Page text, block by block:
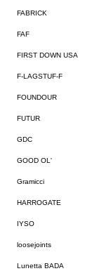
FABRICK
FAF
FIRST DOWN USA
F-LAGSTUF-F
FOUNDOUR
FUTUR
GDC
GOOD OL'
Gramicci
HARROGATE
IYSO
loosejoints
Lunetta BADA